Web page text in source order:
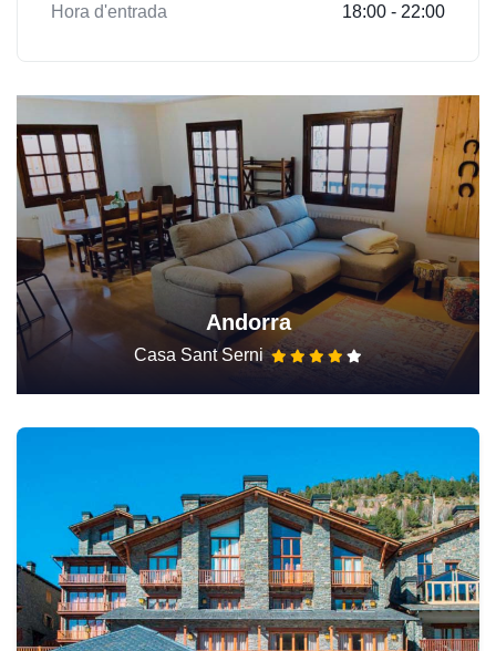
Hora d'entrada 18:00 - 22:00
Andorra
Casa Sant Serni